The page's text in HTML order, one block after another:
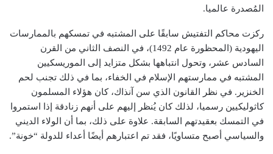
المُصدرة عالميا.
ركزت محاكم التفتيش سابقًا على المشتبه في تمسكهم بالممارسات
اليهودية (المحظورة عام 1492)، في النصف الثاني من القرن
السادس عشر، وتحول انتباهها بشكل متزايد إلى الموريسكيين
المشتبه في ممارستهم الإسلام في الخفاء، بما في ذلك تجنب لحم
الخنزير. في نظر القانون الذي سن آنذاك، كان هؤلاء المسلمون
كاثوليكيين رسميا، لذلك كان يُنظر إليهم على أنهم زنادقة إذا استمروا
في التمسك بعقيدتهم السابقة. علاوة على ذلك، بما أن الولاء الديني
والسياسي أصبح متساويًا، فقد تم اعتبارهم أيضًا أعداء للدولة “خونة”.